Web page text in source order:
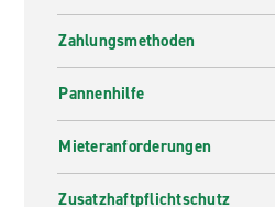
Zahlungsmethoden
Pannenhilfe
Mieteranforderungen
Zusatzhaftpflichtschutz